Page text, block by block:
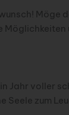
Möge
Möglichkeiten
Jahr voller
Seele zum